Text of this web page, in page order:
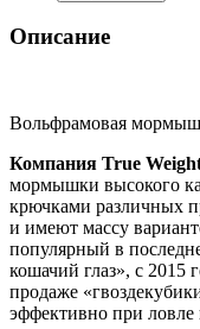
Описание
Вольфрамовая
Компания True
мормышки высокого
крючками различных
и имеют массу
популярный в
кошачий глаз», с 2015
продаже
эффективно при